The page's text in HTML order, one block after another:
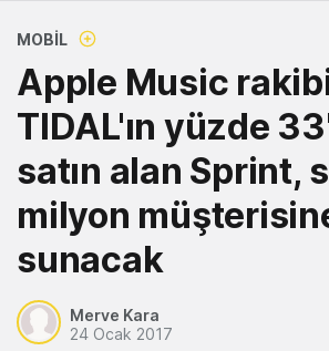
MOBIL
Apple Music
TIDAL'ın yüzde
satın alan Sprint,
milyon
sunacak
Merve Kara
24 Ocak 2017